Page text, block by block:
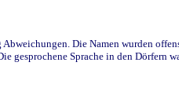
Die Namen wurden
gesprochene Sprache in den